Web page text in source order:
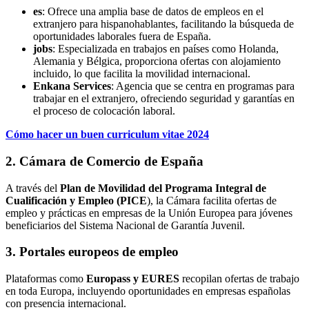
es: Ofrece una amplia base de datos de empleos en el
extranjero para hispanohablantes, facilitando la búsqueda de
oportunidades laborales fuera de España.
jobs: Especializada en trabajos en países como Holanda,
Alemania y Bélgica, proporciona ofertas con alojamiento
incluido, lo que facilita la movilidad internacional.
Enkana Services: Agencia que se centra en programas para
trabajar en el extranjero, ofreciendo seguridad y garantías en
el proceso de colocación laboral.
Cómo hacer un buen curriculum vitae 2024
2. Cámara de Comercio de España
A través del Plan de Movilidad del Programa Integral de
Cualificación y Empleo (PICE), la Cámara facilita ofertas de
empleo y prácticas en empresas de la Unión Europea para jóvenes
beneficiarios del Sistema Nacional de Garantía Juvenil.
3. Portales europeos de empleo
Plataformas como Europass y EURES recopilan ofertas de trabajo
en toda Europa, incluyendo oportunidades en empresas españolas
con presencia internacional.